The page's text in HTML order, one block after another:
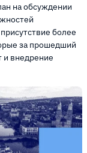
на обсуждении
более
за прошедший
и внедрение